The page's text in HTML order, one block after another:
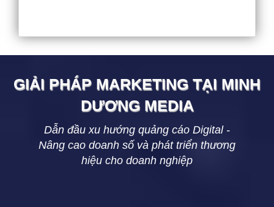
GIẢI PHÁP MARKETING TẠI MINH
DƯƠNGMEDIA
Dẫn đầu xu hướng quảng cáo Digital -
Nâng cao doanh số và phát triển thương
hiệu cho doanh nghiệp